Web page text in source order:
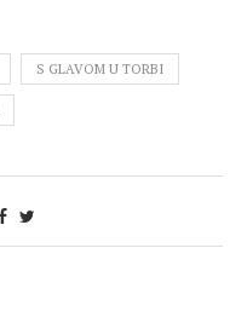
S GLAVOM U TORBI